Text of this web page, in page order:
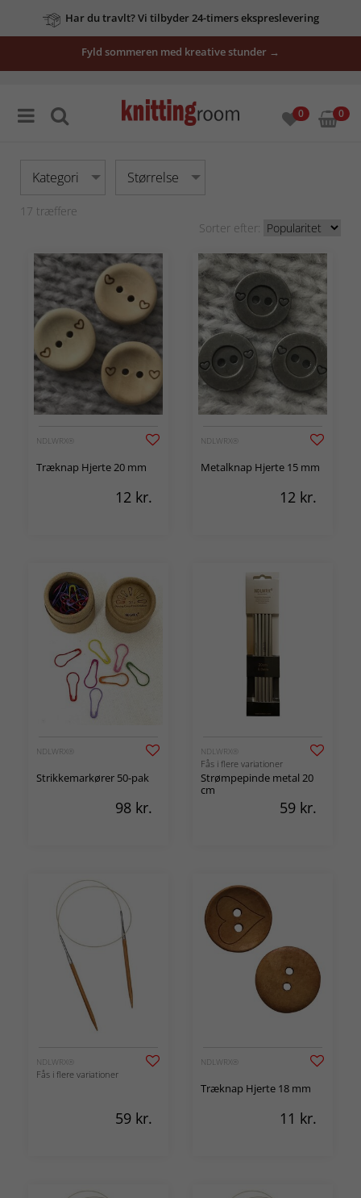
Har du travlt? Vi tilbyder 24-timers ekspreslevering
Fyld sommeren med kreative stunder →
0 0
Kategori Størrelse
17 træffere
Sorter efter:
NDLWRX®
Træknap Hjerte 20 mm
12 kr.
NDLWRX®
Metalknap Hjerte 15 mm
12 kr.
NDLWRX®
Strikkemarkører 50-pak
98 kr.
NDLWRX®
Fås i flere variationer
Strømpepinde metal 20
cm
59 kr.
NDLWRX®
Fås i flere variationer
59 kr.
NDLWRX®
Træknap Hjerte 18 mm
11 kr.